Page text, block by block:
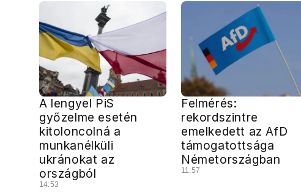
A lengyel PiS
győzelme esetén
kitoloncolná a
munkanélküli
ukránokat az
országból
14:53
Felmérés:
rekordszintre
emelkedett az AfD
támogatottsága
Németországban
11:57